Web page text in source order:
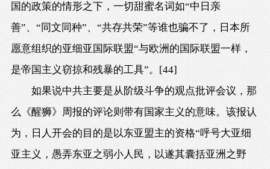
国的政策的情形之下，一切甜蜜名词如“中日亲
善”、“同文同种”、“共存共荣”等谁也骗不了，日本所
愿意组织的亚细亚国际联盟“与欧洲的国际联盟一样，
是帝国主义窃掠和残暴的工具”。
[44]
如果说中共主要是从阶级斗争的观点批评会议，那
么《醒狮》周报的评论则带有国家主义的意味。该报认
为，日人开会的目的是以东亚盟主的资格“呼号大亚细
亚主义，愚弄东亚之弱小人民，以遂其囊括亚洲之野